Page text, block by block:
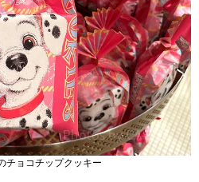
チョコチップクッキー